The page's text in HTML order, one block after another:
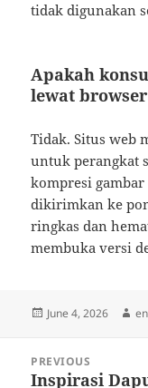
tidak digunakan
Apakah
lewat
Tidak. Situs web
untuk perangkat
kompresi gambar
dikirimkan ke
ringkas dan
membuka versi
Posted
June 4, 2026
navigation
PREVIOUS
Previous
Inspirasi